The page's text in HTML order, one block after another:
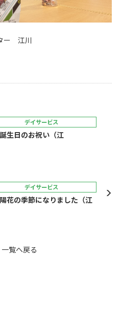
ー 江川
デイサービス
生日のお祝い（江
デイサービス
花の季節になりました（江
一覧へ戻る